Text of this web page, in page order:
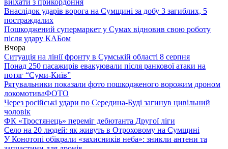
виїхати з прикордоння
Внаслідок ударів ворога на Сумщині за добу 3 загиблих, 5
постраждалих
Пошкоджений супермаркет у Сумах відновив свою роботу
після удару КАБом
Вчора
Ситуація на лінії фронту в Сумській області 8 серпня
Понад 250 пасажирів евакуювали після ранкової атаки на
потяг “Суми-Київ”
Рятувальники показали фото пошкодженого ворожим дроном
локомотиваФОТО
Через російські удари по Середина-Буді загинув цивільний
чоловік
ФК «Тростянець» переміг дебютанта Другої ліги
Село на 20 людей: як живуть в Отроховому на Сумщині
У Конотопі обікрали «захисників неба»: зникли антени та